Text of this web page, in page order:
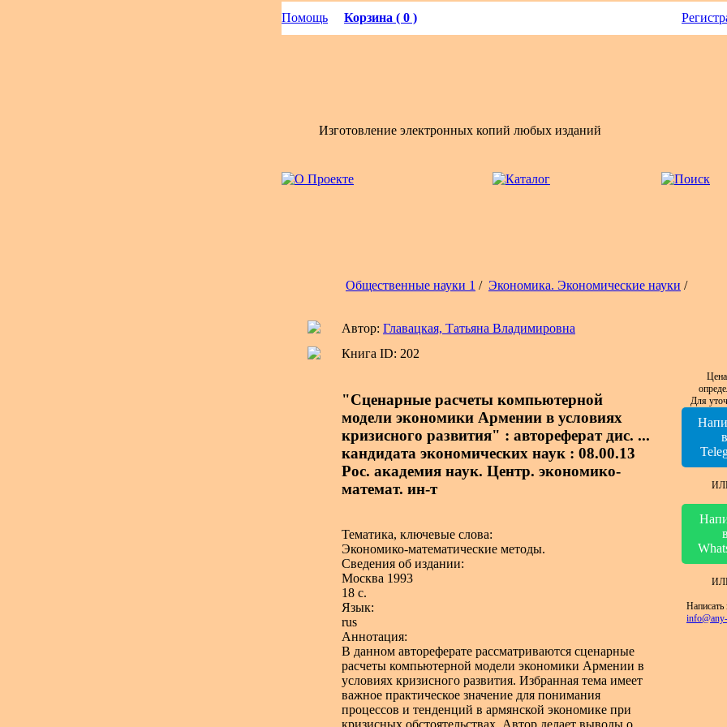
Помощь Корзина ( 0 )
Изготовление электронных копий любых изданий
Общественные науки 1 / Экономика. Экономические науки /
Автор: Главацкая, Татьяна Владимировна
Книга ID: 202
"Сценарные расчеты компьютерной
модели экономики Армении в условиях
кризисного развития" : автореферат дис. ...
кандидата экономических наук : 08.00.13
Рос. академия наук. Центр. экономико-
математ. ин-т
Тематика, ключевые слова:
Экономико-математические методы.
Сведения об издании:
Москва 1993
18 с.
Язык:
rus
Аннотация:
В данном автореферате рассматриваются сценарные
расчеты компьютерной модели экономики Армении в
условиях кризисного развития. Избранная тема имеет
важное практическое значение для понимания
процессов и тенденций в армянской экономике при
Для
в
в
Написать